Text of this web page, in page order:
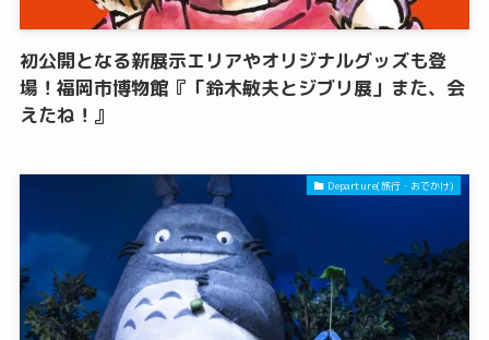
初公開となる新展示エリアやオリジナルグッズも登
場！福岡市博物館『「鈴木敏夫とジブリ展」また、会
えたね！』
Departure(旅行・おでかけ)